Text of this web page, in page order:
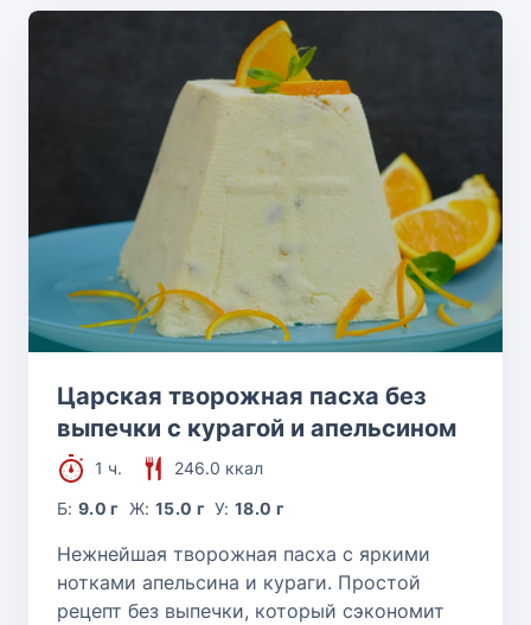
Царская творожная пасха без
выпечки с курагой и апельсином
1 ч.
246.0 ккал
Б:9.0 г Ж: 15.0 г У:18.0 г
Нежнейшая творожная пасха с яркими
нотками апельсина и кураги. Простой
рецепт без выпечки, который сэкономит